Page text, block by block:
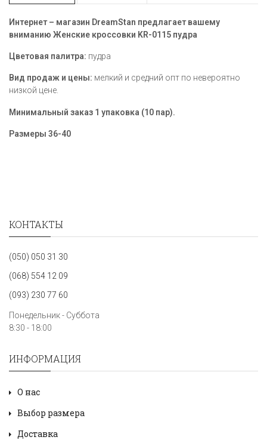
Интернет – магазин DreamStan предлагает вашему
вниманию Женские кроссовки KR-0115 пудра
Цветовая палитра: пудра
Вид продаж и цены: мелкий и средний опт по невероятно
низкой цене.
Минимальный заказ 1 упаковка (10 пар).
Размеры 36-40
КОНТАКТЫ
(050) 050 31 30
(068) 554 12 09
(093) 230 77 60
Понедельник - Суббота
8:30 - 18:00
ИНФОРМАЦИЯ
О нас
Выбор размера
Доставка